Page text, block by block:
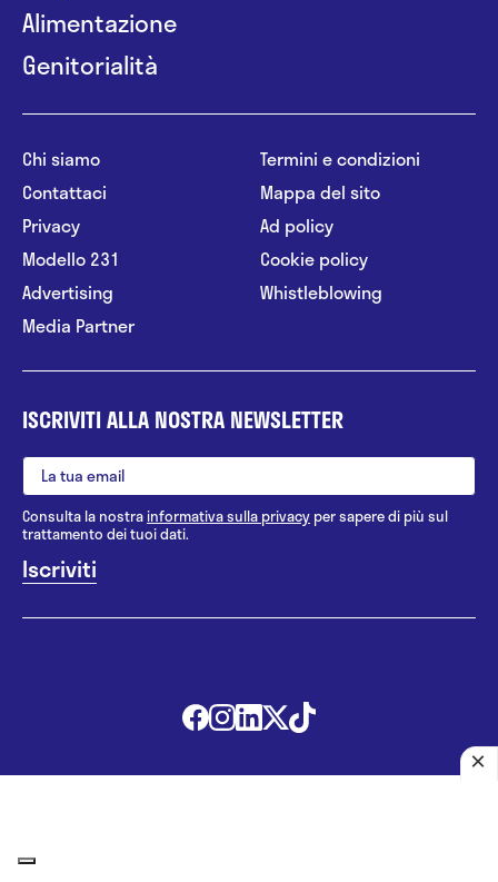
Alimentazione
Genitorialità
Chi siamo
Contattaci
Privacy
Modello 231
Advertising
Media Partner
Termini e condizioni
Mappa del sito
Ad policy
Cookie policy
Whistleblowing
ISCRIVITI ALLA NOSTRA NEWSLETTER
Consulta la nostrainformativa sulla privacy per sapere di più sul
trattamento dei tuoi dati.
consulto, una visita o una diagnosi formulata dal medico. Non si